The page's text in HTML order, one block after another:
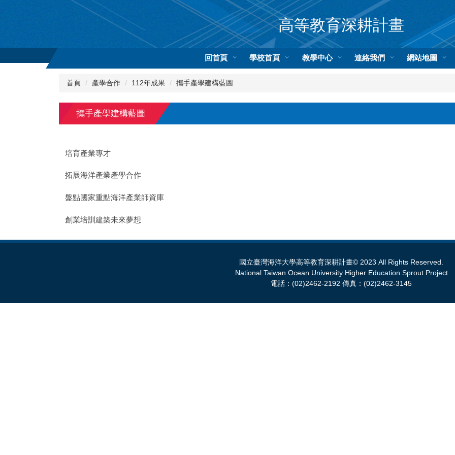
內
高等教育深耕計畫
回首頁 學校首頁 教學中心 連絡我們 網站地圖
首頁 產學合作 112年成果 攜手產學建構藍圖
攜手產學建構藍圖
培育產業專才
拓展海洋產業產學合作
盤點國家重點海洋產業師資庫
創業培訓建築未來夢想
國立臺灣海洋大學高等教育深耕計畫© 2023 All Rights Reserved.
National Taiwan Ocean University Higher Education Sprout Project
電話：(02)2462-2192 傳真：(02)2462-3145